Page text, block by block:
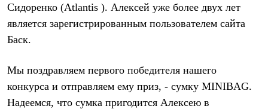
Брюки
Куртки
Брюки
Теплое термобелье
Среднее термобелье
Легкое термобелье
Лёгкая одежда
Сидоренко (Atlantis ). Алексей уже более двух лет
является зарегистрированным пользователем сайта
Баск.
Мы поздравляем первого победителя нашего
конкурса и отправляем ему приз, - сумку MINIBAG.
Надеемся, что сумка пригодится Алексею в